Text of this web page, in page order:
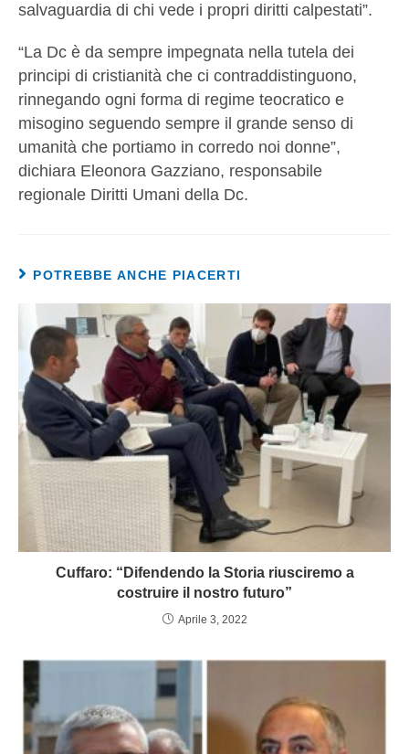
salvaguardia di chi vede i propri diritti calpestati”.
“La Dc è da sempre impegnata nella tutela dei
principi di cristianità che ci contraddistinguono,
rinnegando ogni forma di regime teocratico e
misogino seguendo sempre il grande senso di
umanità che portiamo in corredo noi donne”,
dichiara Eleonora Gazziano, responsabile
regionale Diritti Umani della Dc.
POTREBBE ANCHE PIACERTI
Cuffaro: “Difendendo la Storia riusciremo a
costruire il nostro futuro”
Aprile 3, 2022